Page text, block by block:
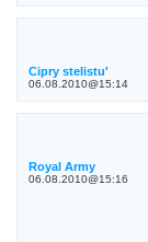
Cipry stelistu'
06.08.2010@15:14
Royal Army
06.08.2010@15:16